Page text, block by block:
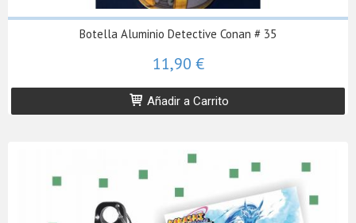
Botella Aluminio Detective Conan # 35
11,90 €
Añadir a Carrito